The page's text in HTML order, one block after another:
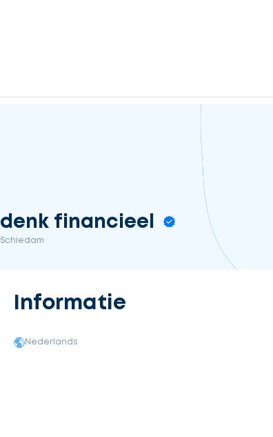
denk financieel
Schiedam
Informatie
Nederlands